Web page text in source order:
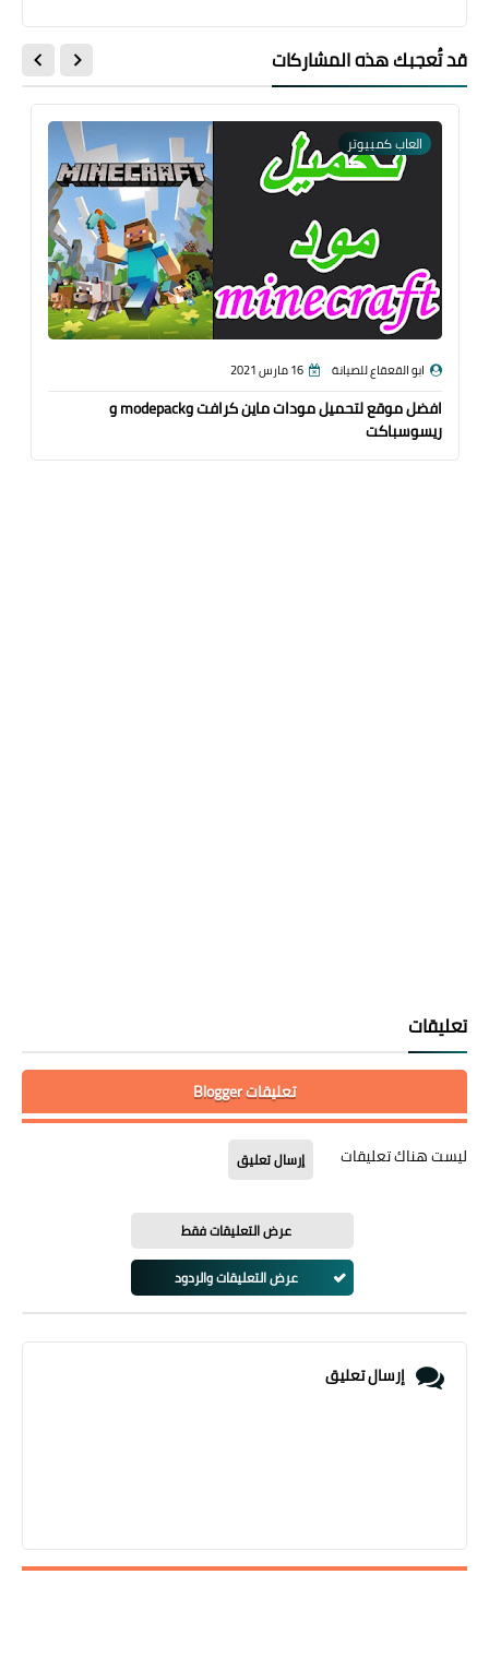
قد تُعجبك هذه المشاركات
العاب كمبيوتر
ابو القعقاع للصيانة 16 مارس 2021
افضل موقع لتحميل مودات ماين كرافت وmodepack و
ريسوسباكت
تعليقات
تعليقات Blogger
ليست هناك تعليقات إرسال تعليق
عرض التعليقات فقط
عرض التعليقات والردود
إرسال تعليق